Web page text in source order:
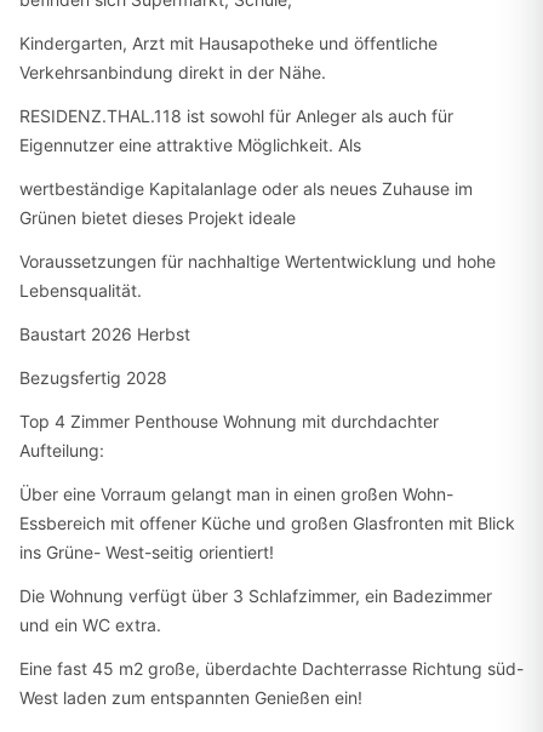
Kindergarten, Arzt mit Hausapotheke und öffentliche
Verkehrsanbindung direkt in der Nähe.
RESIDENZ.THAL.118 ist sowohl für Anleger als auch für
Eigennutzer eine attraktive Möglichkeit. Als
wertbeständige Kapitalanlage oder als neues Zuhause im
Grünen bietet dieses Projekt ideale
Voraussetzungen für nachhaltige Wertentwicklung und hohe
Lebensqualität.
Baustart 2026 Herbst
Bezugsfertig 2028
Top 4 Zimmer Penthouse Wohnung mit durchdachter
Aufteilung:
Über eine Vorraum gelangt man in einen großen Wohn-
Essbereich mit offener Küche und großen Glasfronten mit Blick
ins Grüne- West-seitig orientiert!
Die Wohnung verfügt über 3 Schlafzimmer, ein Badezimmer
und ein WC extra.
Eine fast 45 m2 große, überdachte Dachterrasse Richtung süd-
West laden zum entspannten Genießen ein!